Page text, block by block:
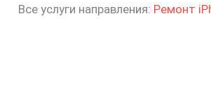
Все услуги направления: Ремонт